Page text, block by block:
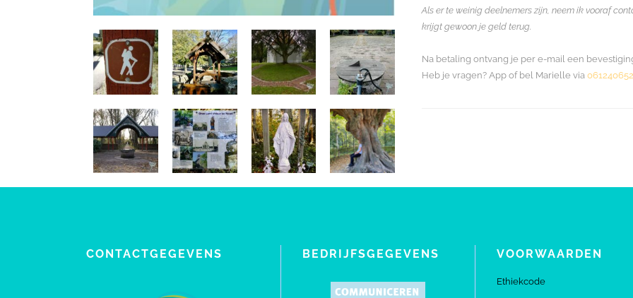
Als er te weinig deelnemers zijn, neem ik vooraf
krijgt gewoon je geld terug.
Na betaling ontvang je per e-mail een
Heb je vragen? App of bel Marielle via
CONTACTGEGEVENS BEDRIJFSGEGEVENS VOORWAARDEN
Ethiekcode